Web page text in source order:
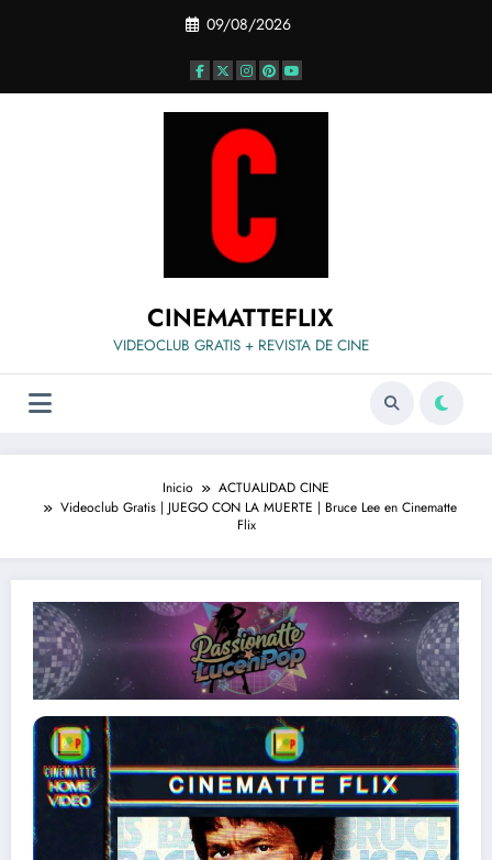
09/08/2026
CINEMATTEFLIX
VIDEOCLUB GRATIS + REVISTA DE CINE
Inicio
ACTUALIDAD CINE
Videoclub Gratis | JUEGO CON LA MUERTE | Bruce Lee en Cinematte
Flix